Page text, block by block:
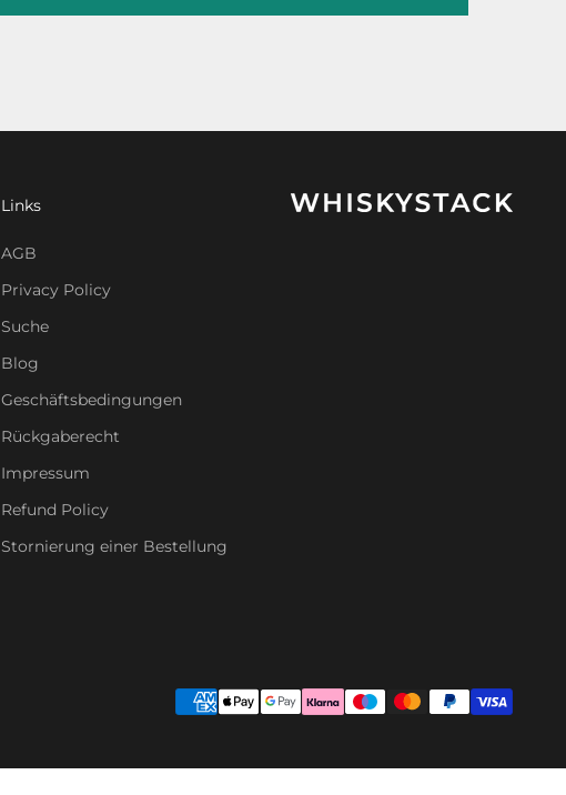
Links
AGB
Privacy Policy
Suche
Blog
Geschäftsbedingungen
Rückgaberecht
Impressum
Refund Policy
Stornierung einer Bestellung